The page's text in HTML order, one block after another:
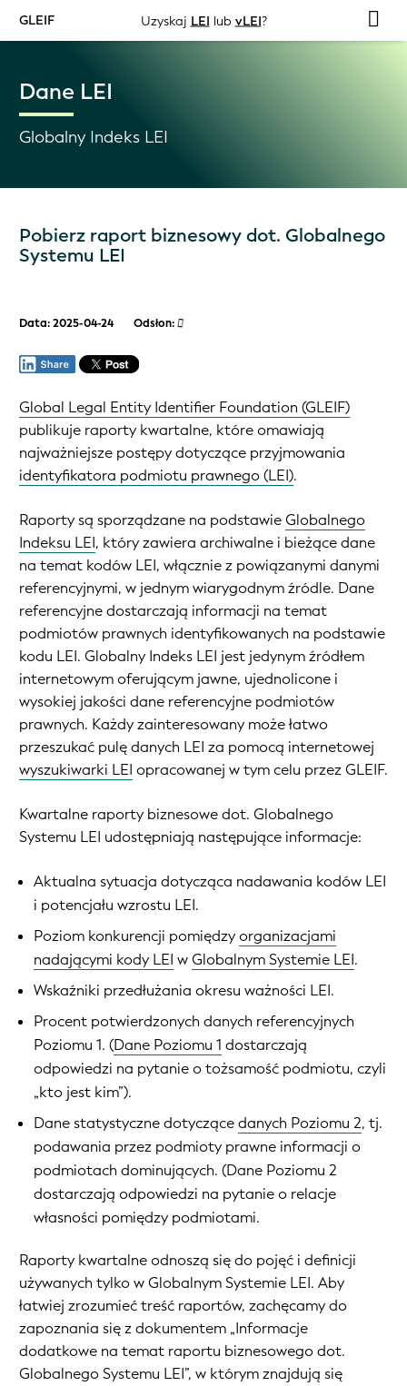
GLEIF Uzyskaj LEI lub vLEI?
Dane LEI
Globalny Indeks LEI
Pobierz raport biznesowy dot. Globalnego
Systemu LEI
Data: 2025-04-24 Odsłon:
Global Legal Entity Identifier Foundation (GLEIF)
publikuje raporty kwartalne, które omawiają
najważniejsze postępy dotyczące przyjmowania
identyfikatora podmiotu prawnego (LEI).
Raporty są sporządzane na podstawieGlobalnego
Indeksu LEI, który zawiera archiwalne i bieżące dane
na temat kodów LEI, włącznie z powiązanymi danymi
referencyjnymi, w jednym wiarygodnym źródle. Dane
referencyjne dostarczają informacji na temat
podmiotów prawnych identyfikowanych na podstawie
kodu LEI. Globalny Indeks LEI jest jedynym źródłem
internetowym oferującym jawne, ujednolicone i
wysokiej jakości dane referencyjne podmiotów
prawnych. Każdy zainteresowany może łatwo
przeszukać pulę danych LEI za pomocą internetowej
wyszukiwarki LEI opracowanej w tym celu przez GLEIF.
Kwartalne raporty biznesowe dot. Globalnego
Systemu LEI udostępniają następujące informacje:
Aktualna sytuacja dotycząca nadawania kodów LEI
i potencjału wzrostu LEI.
Poziom konkurencji pomiędzyorganizacjami
nadającymi kody LEI wGlobalnym Systemie LEI.
Wskaźniki przedłużania okresu ważności LEI.
Procent potwierdzonych danych referencyjnych
Poziomu 1. (Dane Poziomu 1 dostarczają
odpowiedzi na pytanie o tożsamość podmiotu, czyli
„kto jest kim”).
Dane statystyczne dotyczącedanych Poziomu 2, tj.
podawania przez podmioty prawne informacji o
podmiotach dominujących. (Dane Poziomu 2
dostarczają odpowiedzi na pytanie o relacje
własności pomiędzy podmiotami.
Raporty kwartalne odnoszą się do pojęć i definicji
używanych tylko w Globalnym Systemie LEI. Aby
łatwiej zrozumieć treść raportów, zachęcamy do
zapoznania się z dokumentem „Informacje
dodatkowe na temat raportu biznesowego dot.
Globalnego Systemu LEI”, w którym znajdują się